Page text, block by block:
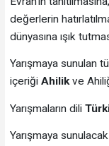
değerlerin
dünyasına ışık
Yarışmaya sunulan
içeriği Ahilikve
Yarışmaların dili
Yarışmaya